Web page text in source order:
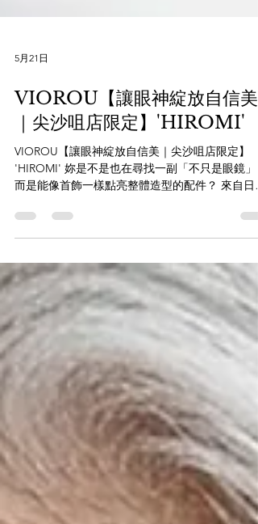
5月21日
VIOROU【讓眼神綻放自信美
｜尖沙咀店限定】'HIROMI'
VIOROU【讓眼神綻放自信美｜尖沙咀店限定】
而是能像首飾一樣點亮整體造型的配件？ 來自日本
設計師小野寺慎吾之手，Viorou 的經典型號
絕對會讓妳一眼心動！ 為什麼 HIROMI 讓人愛不釋
手？ Viorou 最具代表性的「鈦金屬編織」中樑與
腳，細膩如工藝品，打破金屬眼鏡冰冷的刻板印
象，為臉部增添立體層次感。 修飾臉型的「皇冠圓
框」：HIROMI 採用優雅的 Crown Panto (皇冠圓
設計，平緩的頂部能平衡亞洲人的面部輪廓，視覺
上更顯臉小，且自帶一種聰穎、溫柔的氣質。 繽紛
大膽的配色：不同於一般眼鏡的沉悶，HIROMI 擅
利用對比色撞色，讓妳在低頭或側臉的瞬間，都能
閃耀出迷人的光影。 極致舒適的配戴感：純鈦材質
輕盈無負擔，特殊的編織結構提供極佳彈性，即使
長時間配戴也不容易感到壓迫。 適合這樣的妳： 追
求獨特性，不喜歡撞鏡的妳 想要修飾眼神，讓雙眼
更有神的妳 喜愛日系精緻工藝與細節控的妳 這不只
是一副光學眼鏡，更是妳日常穿搭中最加分的亮